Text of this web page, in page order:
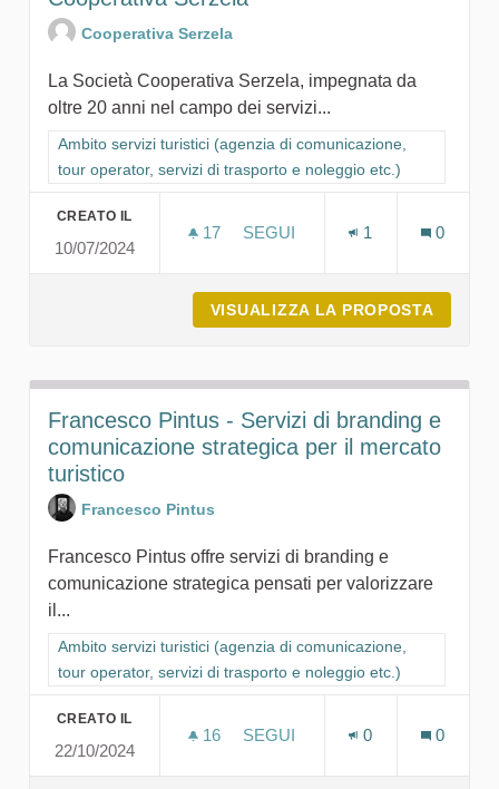
Cooperativa Serzela
La Società Cooperativa Serzela, impegnata da
oltre 20 anni nel campo dei servizi...
Filtra i risultati per categoria: Ambito servizi turistici (agenzia
Ambito servizi turistici (agenzia di comunicazione,
tour operator, servizi di trasporto e noleggio etc.)
CREATO IL
10/07/2024
17 17 SOSTENITORI
SEGUI
1 0
VISUALIZZA LA PROPOSTA
Francesco Pintus - Servizi di branding e
comunicazione strategica per il mercato
turistico
Francesco Pintus
Francesco Pintus offre servizi di branding e
comunicazione strategica pensati per valorizzare
il...
Filtra i risultati per categoria: Ambito servizi turistici (agenzia
Ambito servizi turistici (agenzia di comunicazione,
tour operator, servizi di trasporto e noleggio etc.)
CREATO IL
22/10/2024
16 16 SOSTENITORI
SEGUI
0 0